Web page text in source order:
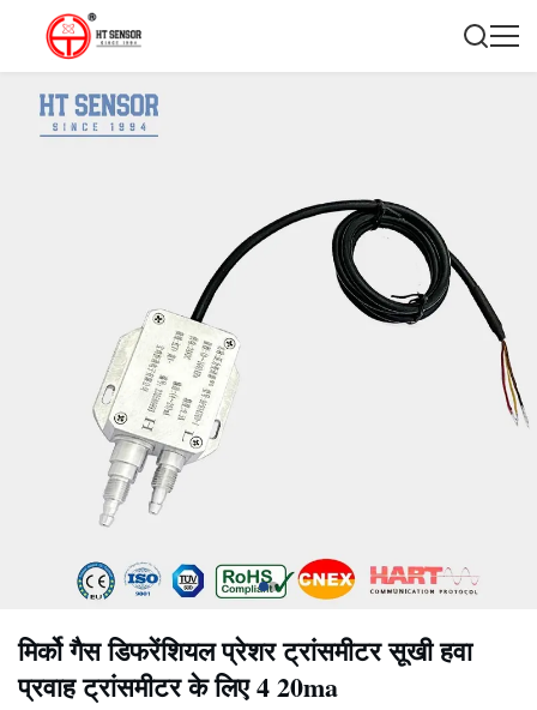
मिर्को गैस डिफरेंशियल प्रेशर ट्रांसमीटर सूखी हवा
प्रवाह ट्रांसमीटर के लिए 4 20ma